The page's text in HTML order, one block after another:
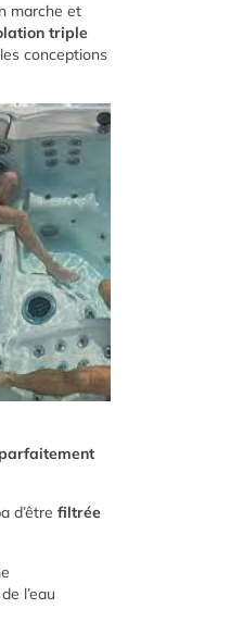
marche et
triple
conceptions
d’être filtrée
l’eau